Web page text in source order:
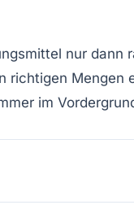
nur dann
richtigen Mengen
im